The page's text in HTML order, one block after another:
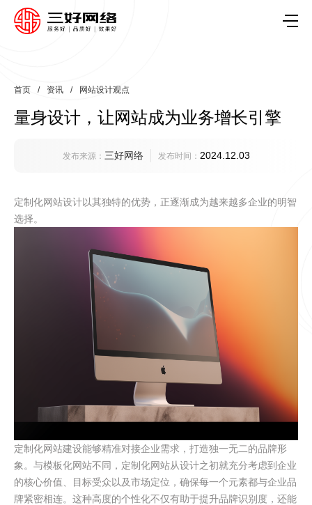
首页 / 资讯 / 网站设计观点
量身设计，让网站成为业务增长引擎
发布来源： 三好网络 发布时间： 2024.12.03
定制化网站设计以其独特的优势，正逐渐成为越来越多企业的明智
选择。
定制化网站建设能够精准对接企业需求，打造独一无二的品牌形
象。与模板化网站不同，定制化网站从设计之初就充分考虑到企业
的核心价值、目标受众以及市场定位，确保每一个元素都与企业品
牌紧密相连。这种高度的个性化不仅有助于提升品牌识别度，还能